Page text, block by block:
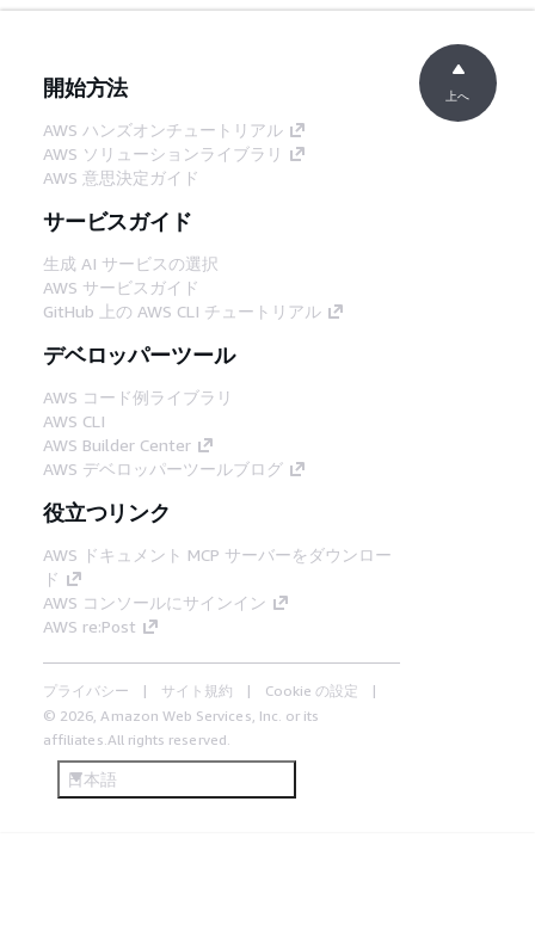
開始方法
AWS ハンズオンチュートリアル
AWS ソリューションライブラリ
AWS 意思決定ガイド
サービスガイド
生成 AI サービスの選択
AWS サービスガイド
GitHub 上の AWS CLI チュートリアル
デベロッパーツール
AWS コード例ライブラリ
AWS CLI
AWS Builder Center
AWS デベロッパーツールブログ
役立つリンク
AWS ドキュメント MCP サーバーをダウンロー
ド
AWS コンソールにサインイン
AWS re:Post
プライバシー サイト規約
Cookie の設定
© 2026, Amazon Web Services, Inc. or its
affiliates.All rights reserved.
日本語
上へ